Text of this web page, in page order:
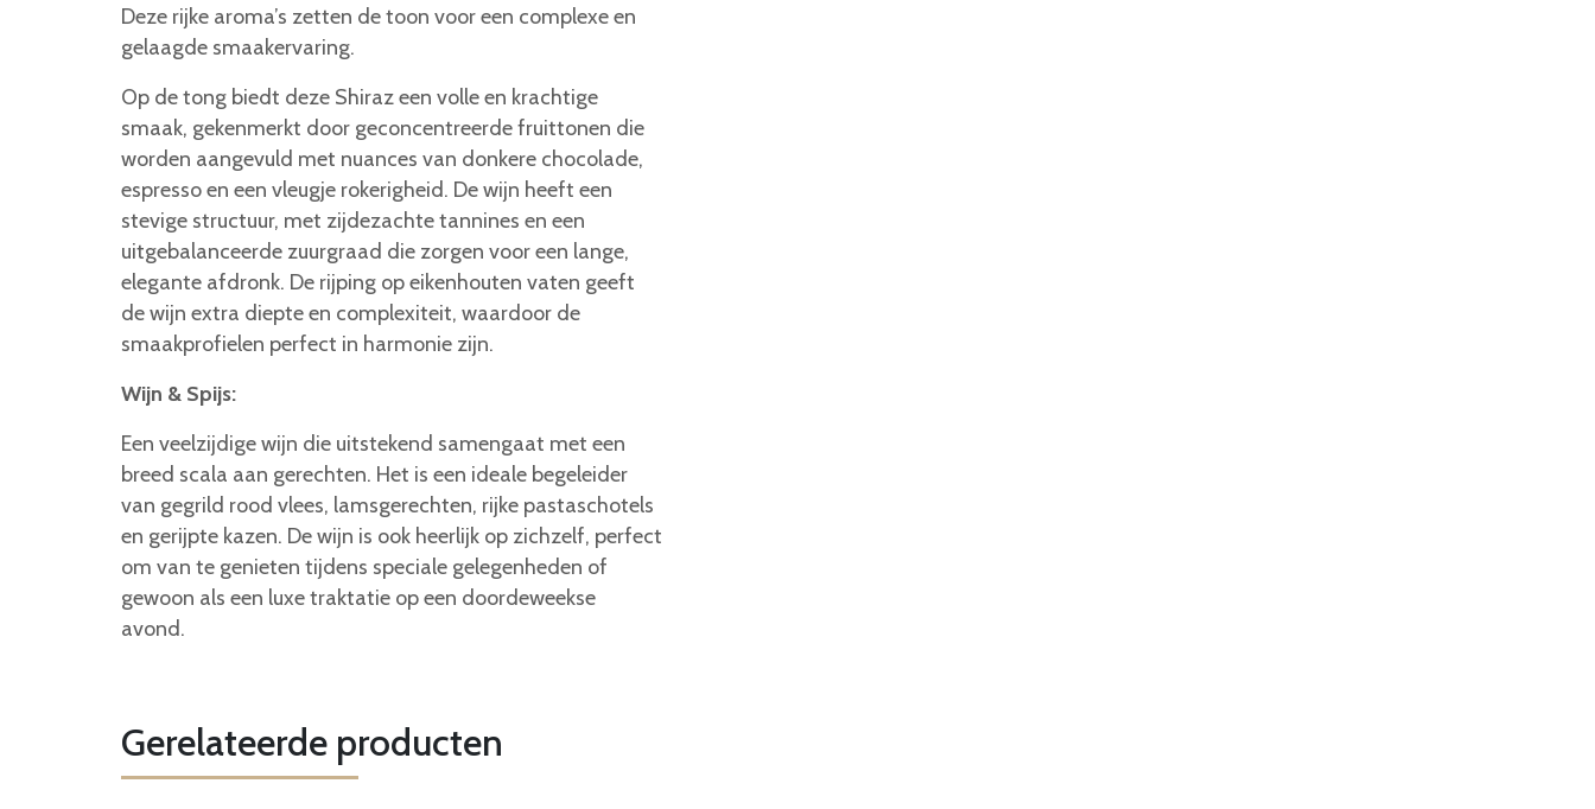
Deze rijke aroma’s zetten de toon voor een complexe en
gelaagde smaakervaring.
Op de tong biedt deze Shiraz een volle en krachtige
smaak, gekenmerkt door geconcentreerde fruittonen die
worden aangevuld met nuances van donkere chocolade,
espresso en een vleugje rokerigheid. De wijn heeft een
stevige structuur, met zijdezachte tannines en een
uitgebalanceerde zuurgraad die zorgen voor een lange,
elegante afdronk. De rijping op eikenhouten vaten geeft
de wijn extra diepte en complexiteit, waardoor de
smaakprofielen perfect in harmonie zijn.
Wijn & Spijs:
Een veelzijdige wijn die uitstekend samengaat met een
breed scala aan gerechten. Het is een ideale begeleider
van gegrild rood vlees, lamsgerechten, rijke pastaschotels
en gerijpte kazen. De wijn is ook heerlijk op zichzelf, perfect
om van te genieten tijdens speciale gelegenheden of
gewoon als een luxe traktatie op een doordeweekse
avond.
Gerelateerde producten